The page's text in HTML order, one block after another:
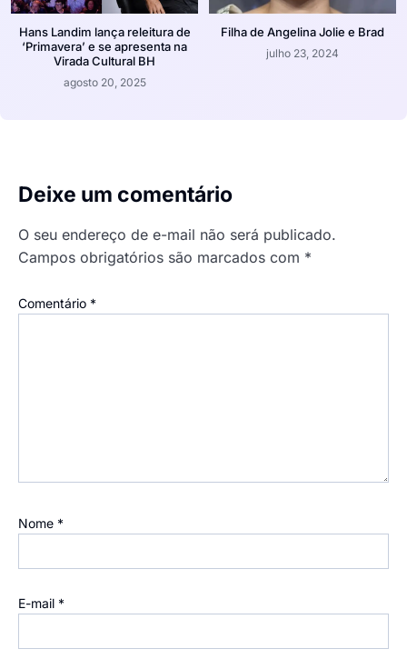
Hans Landim lança releitura de
‘Primavera’ e se apresenta na
Virada Cultural BH
agosto 20, 2025
Filha de Angelina Jolie e Brad
julho 23, 2024
Deixe um comentário
O seu endereço de e-mail não será publicado.
Campos obrigatórios são marcados com *
Comentário *
Nome *
E-mail *